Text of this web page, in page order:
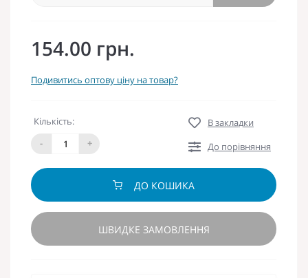
154.00 грн.
Подивитись оптову ціну на товар?
Кількість:
-
+
В закладки
До порівняння
ДО КОШИКА
ШВИДКЕ ЗАМОВЛЕННЯ